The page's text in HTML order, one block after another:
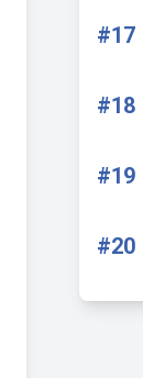
#17
#18
#19
#20